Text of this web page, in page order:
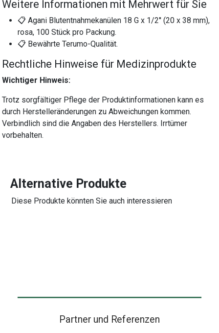
Weitere Informationen mit Mehrwert für Sie
📋 Agani Blutentnahmekanülen 18 G x 1/2'' (20 x 38 mm),
rosa, 100 Stück pro Packung.
📋 Bewährte Terumo-Qualität.
Rechtliche Hinweise für Medizinprodukte
Wichtiger Hinweis:
Trotz sorgfältiger Pflege der Produktinformationen kann es
durch Herstelleränderungen zu Abweichungen kommen.
Verbindlich sind die Angaben des Herstellers. Irrtümer
vorbehalten.
Alternative Produkte
Diese Produkte könnten Sie auch interessieren
Partner und Referenzen